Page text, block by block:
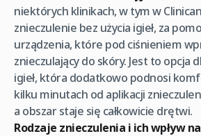
niektórych klinikach, w tym w
znieczulenie bez użycia igieł, za
urządzenia, które pod ciśnieniem
znieczulający do skóry. Jest to opcja
igieł, która dodatkowo podnosi
kilku minutach od aplikacji
a obszar staje się całkowicie drętwi.
Rodzaje znieczulenia i ich wpływ